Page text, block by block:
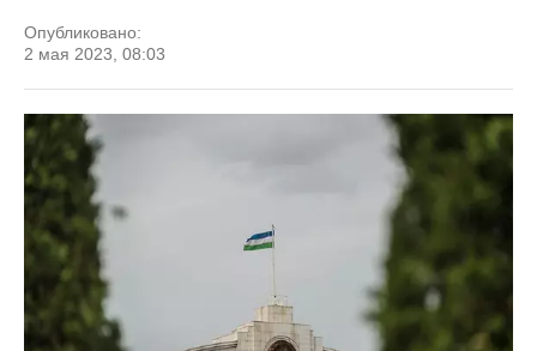
Опубликовано:
2 мая 2023, 08:03